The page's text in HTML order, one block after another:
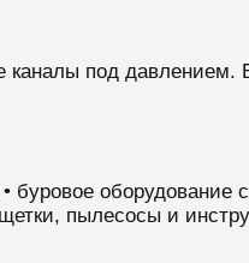
каналы под
буровое оборудование
пылесосы и